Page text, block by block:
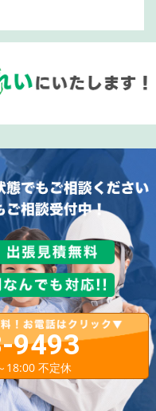
9493
18:00 不定休